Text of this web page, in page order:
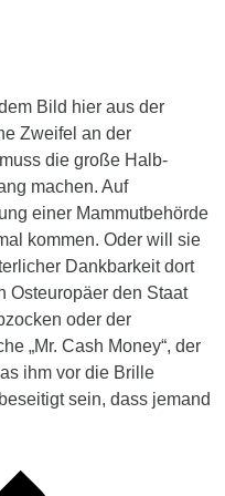
Bild hier aus der
Zweifel an der
die große Halb-
machen. Auf
einer Mammutbehörde
kommen. Oder will sie
Dankbarkeit dort
Osteuropäer den Staat
oder der
„Mr. Cash Money“, der
ihm vor die Brille
sein, dass jemand